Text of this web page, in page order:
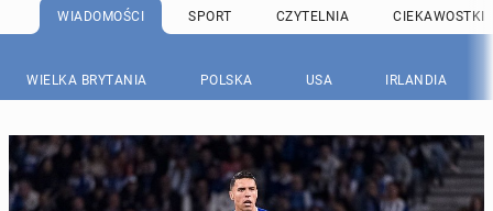
WIADOMOŚCI SPORT CZYTELNIA CIEKAWOSTKI
WIELKA BRYTANIA POLSKA USA IRLANDIA